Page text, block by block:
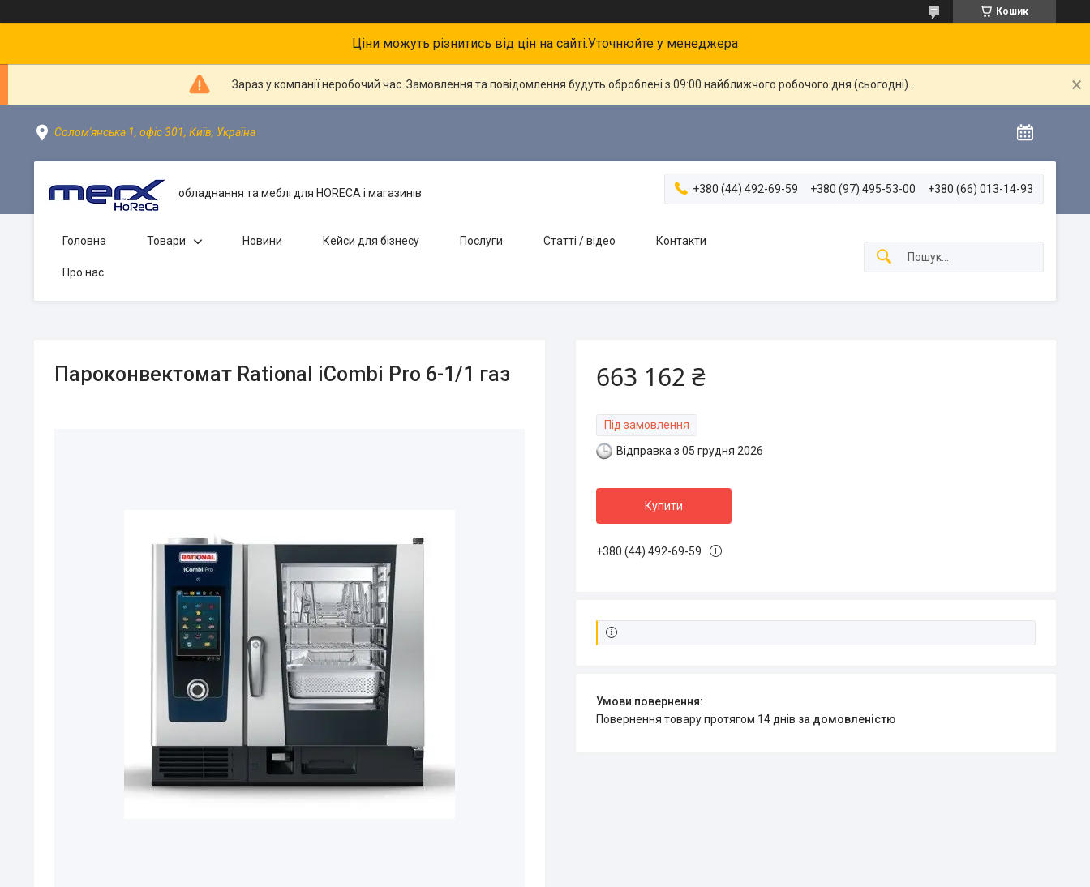
Кошик
Ціни можуть різнитись від цін на сайті.Уточнюйте у менеджера
Зараз у компанії неробочий час. Замовлення та повідомлення будуть оброблені з 09:00 найближчого робочого дня (сьогодні).
Солом'янська 1, офіс 301, Київ, Україна
обладнання та меблі для HORECA і магазинів +380 (44) 492-69-59 +380 (97) 495-53-00 +380 (66) 013-14-93
Головна Товари Новини Кейси для бізнесу Послуги Статті / відео Контакти
Про нас
Пароконвектомат Rational iCombi Pro 6-1/1 газ 663 162 ₴
Під замовлення
Відправка з 05 грудня 2026
Купити
+380 (44) 492-69-59
повернення товару протягом 14 днів за домовленістю